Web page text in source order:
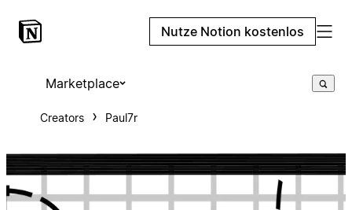
Nutze Notion kostenlos
Marketplace
Creators Paul7r